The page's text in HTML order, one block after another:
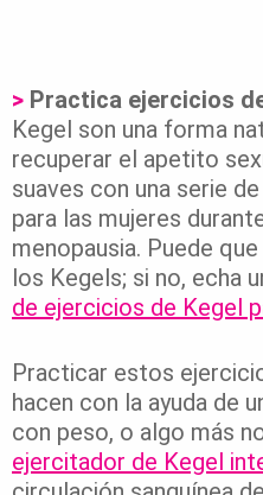
> Practica ejercicios
Kegel son una forma
recuperar el apetito
suaves con una serie de
para las mujeres
menopausia. Puede
los Kegels; si no, echa
de ejercicios de Kegel
Practicar estos
hacen con la ayuda de
con peso, o algo más
ejercitador de Kegel